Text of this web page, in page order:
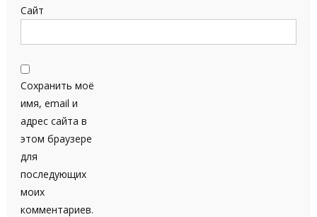
Сайт
Сохранить моё
имя, email и
адрес сайта в
этом браузере
для
последующих
моих
комментариев.